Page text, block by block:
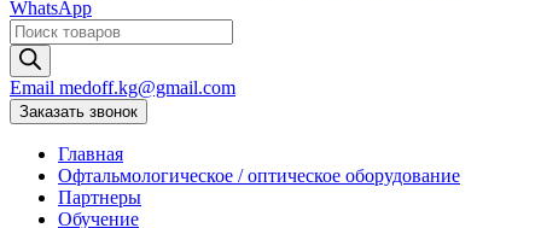
WhatsApp
Поиск
товаров
Email medoff.kg@gmail.com
Заказать звонок
Главная
Офтальмологическое / оптическое оборудование
Партнеры
Обучение